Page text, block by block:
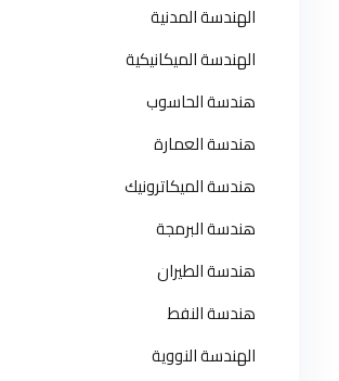
الهندسة المدنية
الهندسة الميكانيكية
هندسة الحاسوب
هندسة العمارة
هندسة الميكاترونيك
هندسة البرمجة
هندسة الطيران
هندسة النفط
الهندسة النووية